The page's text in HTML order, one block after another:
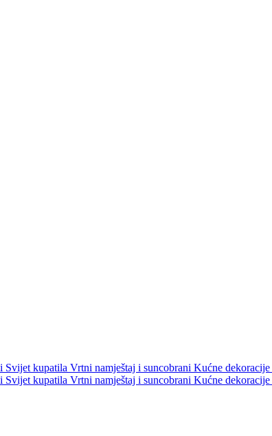
Svijet kupatila Vrtni namještaj i suncobrani Kućne dekoracije
Svijet kupatila Vrtni namještaj i suncobrani Kućne dekoracije